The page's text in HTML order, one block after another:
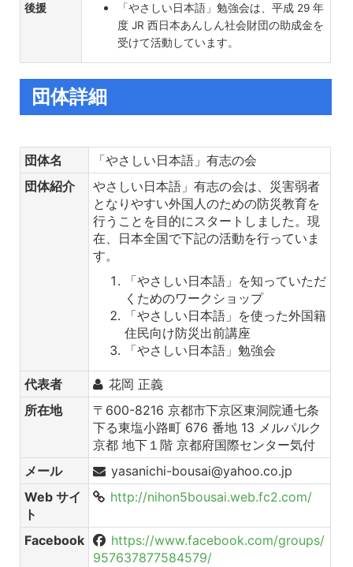
後援
「やさしい日本語」勉強会は、平成 29 年
度 JR 西日本あんしん社会財団の助成金を
受けて活動しています。
団体詳細
団体名
「やさしい日本語」有志の会
団体紹介
やさしい日本語」有志の会は、災害弱者
となりやすい外国人のための防災教育を
行うことを目的にスタートしました。現
在、日本全国で下記の活動を行っていま
す。
「やさしい日本語」を知っていただ
くためのワークショップ
「やさしい日本語」を使った外国籍
住民向け防災出前講座
「やさしい日本語」勉強会
代表者
花岡 正義
所在地
〒600-8216 京都市下京区東洞院通七条
下る東塩小路町 676 番地 13 メルパルク
京都 地下１階 京都府国際センター気付
メール
yasanichi-bousai@yahoo.co.jp
Web サイ
ト
http://nihon5bousai.web.fc2.com/
Facebook
https://www.facebook.com/groups/
957637877584579/